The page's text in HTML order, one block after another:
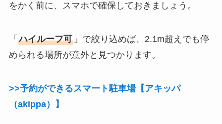
をかく前に、スマホで確保しておきましょう。
「 ハイルーフ可」で絞り込めば、2.1m超えでも停
められる場所が意外と見つかります。
>>予約ができるスマート駐車場【アキッパ
（akippa）】